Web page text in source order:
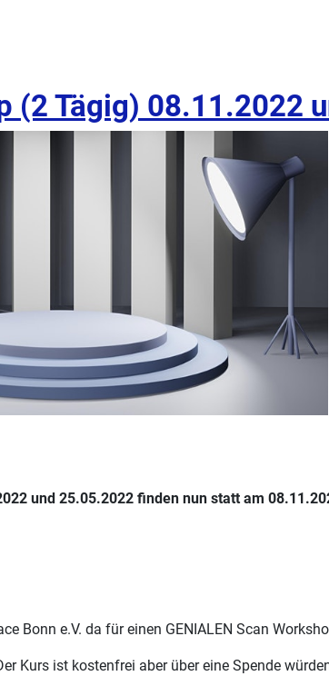
(2 Tägig) 08.11.2022
und 25.05.2022 finden nun statt am
Bonn e.V. da für einen GENIALEN Scan
Kurs ist kostenfrei aber über eine Spende